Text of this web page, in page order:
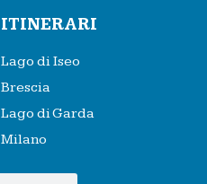
ITINERARI
Lago di Iseo
Brescia
Lago di Garda
Milano